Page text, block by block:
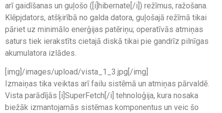
arī gaidīšanas un guļošo ([i]hibernate[/i]) režīmus, ražošana.
Klēpjdators, atšķirībā no galda datora, guļošajā režīmā tikai
pāriet uz minimālo enerģijas patēriņu; operatīvās atmiņas
saturs tiek ierakstīts cietajā diskā tikai pie gandrīz pilnīgas
akumulatora izlādes.
[img]/images/upload/vista_1_3.jpg[/img]
Izmaiņas tika veiktas arī failu sistēmā un atmiņas pārvaldē.
Vista parādījās [i]SuperFetch[/i] tehnoloģija, kura nosaka
biežāk izmantojamās sistēmas komponentus un veic šo